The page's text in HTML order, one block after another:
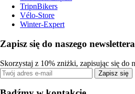
TripnBikers
Vélo-Store
Winter-Expert
Zapisz się do naszego newslettera
Skorzystaj z 10% zniżki, zapisując się do
Zapisz się